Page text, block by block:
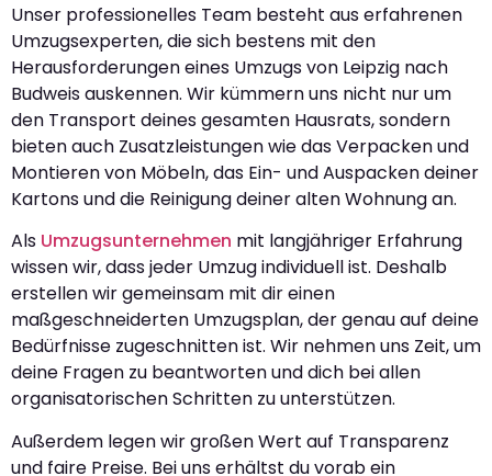
Unser professionelles Team besteht aus erfahrenen
Umzugsexperten, die sich bestens mit den
Herausforderungen eines Umzugs von Leipzig nach
Budweis auskennen. Wir kümmern uns nicht nur um
den Transport deines gesamten Hausrats, sondern
bieten auch Zusatzleistungen wie das Verpacken und
Montieren von Möbeln, das Ein- und Auspacken deiner
Kartons und die Reinigung deiner alten Wohnung an.
Als Umzugsunternehmen mit langjähriger Erfahrung
wissen wir, dass jeder Umzug individuell ist. Deshalb
erstellen wir gemeinsam mit dir einen
maßgeschneiderten Umzugsplan, der genau auf deine
Bedürfnisse zugeschnitten ist. Wir nehmen uns Zeit, um
deine Fragen zu beantworten und dich bei allen
organisatorischen Schritten zu unterstützen.
Außerdem legen wir großen Wert auf Transparenz
und faire Preise. Bei uns erhältst du vorab ein